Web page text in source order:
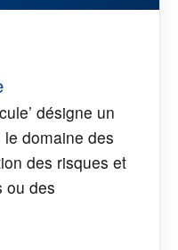
désigne un
domaine des
des risques et
ou des